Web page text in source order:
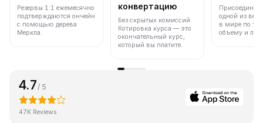
Резервы 1:1 ежемесячно
подтверждаются ончейн
с помощью дерева
Меркла.
конвертацию
Без скрытых комиссий.
Котировка курса — это
окончательный курс,
который вы платите.
одной из
в мире по
объему и
4.7 / 5
47K Reviews